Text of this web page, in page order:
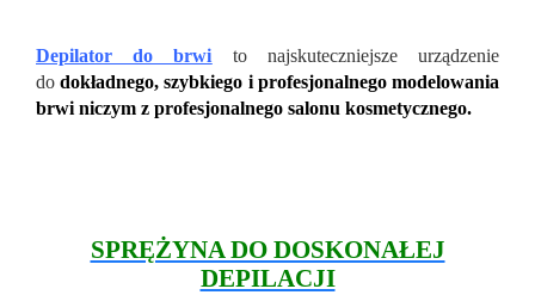
Depilator do brwi to najskuteczniejsze urządzenie
dodokładnego, szybkiego i profesjonalnego modelowania
brwi niczym z profesjonalnego salonu kosmetycznego.
SPRĘŻYNA DO DOSKONAŁEJ
DEPILACJI